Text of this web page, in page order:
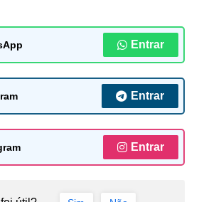
Entrar
Entrar
Entrar